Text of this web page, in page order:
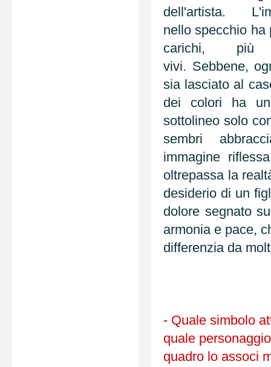
dell'artista.
nello specchio ha
carichi,
vivi. Sebbene,
sia lasciato al
dei colori ha
sottolineo solo
sembri
immagine
oltrepassa la
desiderio di un
dolore segnato
armonia e pace,
differenzia da
- Quale simbolo
quale
quadro lo associ